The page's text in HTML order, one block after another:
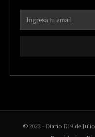
© 2023 - Diario El 9 de